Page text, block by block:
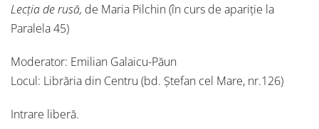
Lecția de rusă, de Maria Pilchin (în curs de apariție la
Paralela 45)
Moderator: Emilian Galaicu-Păun
Locul: Librăria din Centru (bd. Ștefan cel Mare, nr.126)
Intrare liberă.